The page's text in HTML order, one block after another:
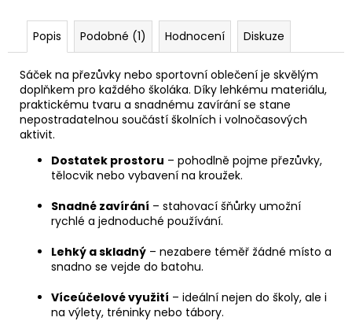
Popis Podobné (1) Hodnocení Diskuze
Sáček na přezůvky nebo sportovní oblečení je skvělým
doplňkem pro každého školáka. Díky lehkému materiálu,
praktickému tvaru a snadnému zavírání se stane
nepostradatelnou součástí školních i volnočasových
aktivit.
Dostatek prostoru – pohodlně pojme přezůvky,
tělocvik nebo vybavení na kroužek.
Snadné zavírání – stahovací šňůrky umožní
rychlé a jednoduché používání.
Lehký a skladný – nezabere téměř žádné místo a
snadno se vejde do batohu.
Víceúčelové využití – ideální nejen do školy, ale i
na výlety, tréninky nebo tábory.